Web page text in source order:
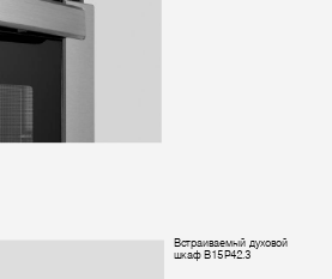
Встраиваемый духовой
шкаф B15P42.3